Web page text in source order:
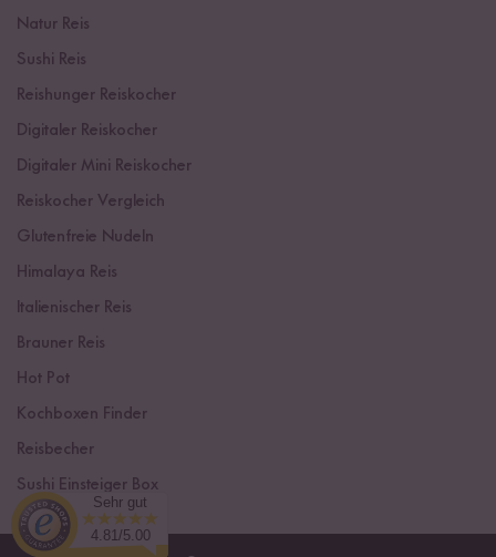
Natur Reis
Sushi Reis
Reishunger Reiskocher
Digitaler Reiskocher
Digitaler Mini Reiskocher
Reiskocher Vergleich
Glutenfreie Nudeln
Himalaya Reis
Italienischer Reis
Brauner Reis
Hot Pot
Kochboxen Finder
Reisbecher
Sushi Einsteiger Box
Sehr gut
4.81/5.00